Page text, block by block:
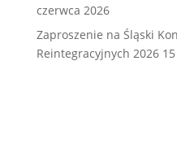
czerwca 2026
Zaproszenie na Śląski
Reintegracyjnych 2026